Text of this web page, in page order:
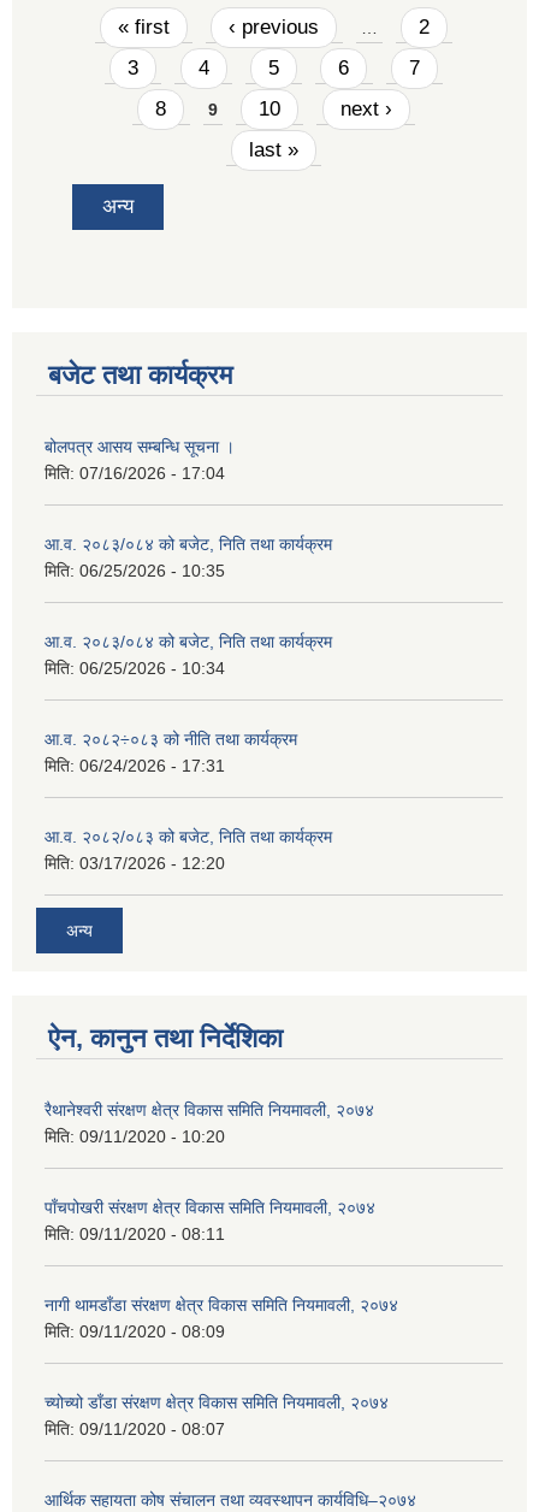
Pages
« first ‹ previous …
2
3
4 5 6
7
8
9 10
next ›
last »
अन्य
बजेट तथा कार्यक्रम
बोलपत्र आसय सम्बन्धि सूचना ।
मिति: 07/16/2026 - 17:04
आ.व. २०८३/०८४ को बजेट, निति तथा कार्यक्रम
मिति: 06/25/2026 - 10:35
आ.व. २०८३/०८४ को बजेट, निति तथा कार्यक्रम
मिति: 06/25/2026 - 10:34
आ.व. २०८२÷०८३ को नीति तथा कार्यक्रम
मिति: 06/24/2026 - 17:31
आ.व. २०८२/०८३ को बजेट, निति तथा कार्यक्रम
मिति: 03/17/2026 - 12:20
अन्य
ऐन, कानुन तथा निर्देशिका
रैथानेश्वरी संरक्षण क्षेत्र विकास समिति नियमावली, २०७४
मिति: 09/11/2020 - 10:20
पाँचपोखरी संरक्षण क्षेत्र विकास समिति नियमावली, २०७४
मिति: 09/11/2020 - 08:11
नागी थामडाँडा संरक्षण क्षेत्र विकास समिति नियमावली, २०७४
मिति: 09/11/2020 - 08:09
च्योच्यो डाँडा संरक्षण क्षेत्र विकास समिति नियमावली, २०७४
मिति: 09/11/2020 - 08:07
आर्थिक सहायता कोष संचालन तथा व्यवस्थापन कार्यविधि–२०७४